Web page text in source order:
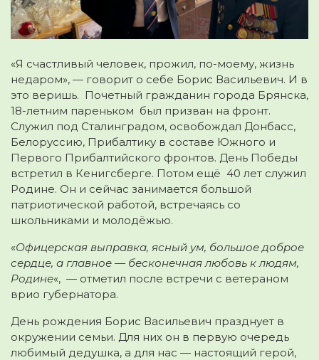
«Я счастливый человек, прожил, по-моему, жизнь
недаром», — говорит о себе Борис Васильевич. И в
это веришь. Почетный гражданин города Брянска,
18-летним пареньком был призван на фронт.
Служил под Сталинградом, освобождал Донбасс,
Белоруссию, Прибалтику в составе Южного и
Первого Прибалтийского фронтов. День Победы
встретил в Кенигсберге. Потом ещё 40 лет служил
Родине. Он и сейчас занимается большой
патриотической работой, встречаясь со
школьниками и молодёжью.
«Офицерская выправка, ясный ум, большое доброе
сердце, а главное — бесконечная любовь к людям,
Родине«, — отметил после встречи с ветераном
врио губернатора.
День рождения Борис Васильевич празднует в
окружении семьи. Для них он в первую очередь
любимый дедушка, а для нас — настоящий герой,